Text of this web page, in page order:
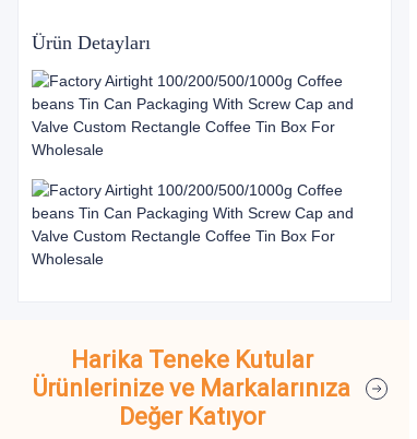
Ürün Detayları
Harika Teneke Kutular
Ürünlerinize ve Markalarınıza
Değer Katıyor